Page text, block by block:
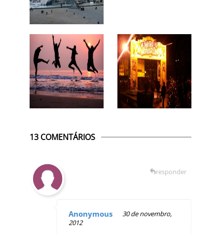
13 COMENTÁRIOS
Anonymous
30 de novembro,
2012
responder